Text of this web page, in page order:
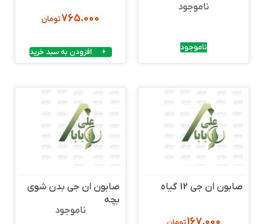
ناموجود
ناموجود
765.000تومان
افزودن به سبد خرید
صابون ان جی 12 گیاه
صابون ان جی بدن شوی
بچه
ناموجود